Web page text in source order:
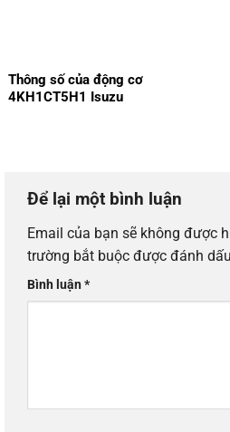
Thông số của động cơ
4KH1CT5H1 Isuzu
Để lại một bình luận
Email của bạn sẽ không được
trường bắt buộc được đánh dấu
Bình luận*